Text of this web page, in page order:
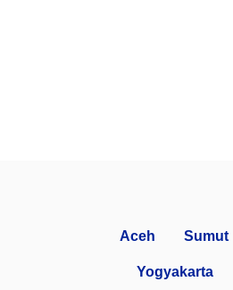
Aceh Sumut
Yogyakarta